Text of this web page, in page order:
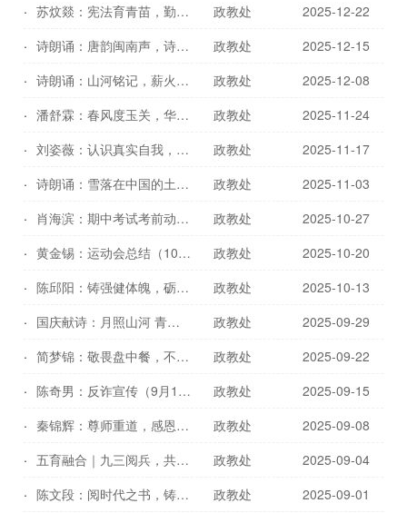
苏炆燚：宪法育青苗，勤学铸华章（12月22日）
政教处
2025-12-22
诗朗诵：唐韵闽南声，诗香传四海（12月15日）
政教处
2025-12-15
诗朗诵：山河铭记，薪火长燃（12月8日）
政教处
2025-12-08
潘舒霖：春风度玉关，华夏蕴兰香（11月24日）
政教处
2025-11-24
刘姿薇：认识真实自我，悦纳奋进青春（11月17日）
政教处
2025-11-17
诗朗诵：雪落在中国的土地上（11月3日）
政教处
2025-11-03
肖海滨：期中考试考前动员讲话（10月27日）
政教处
2025-10-27
黄金锡：运动会总结（10月20日）
政教处
2025-10-20
陈邱阳：铸强健体魄，砺时代锋芒（10月13日）
政教处
2025-10-13
国庆献诗：月照山河 青春礼赞（9月29日）
政教处
2025-09-29
简梦锦：敬畏盘中餐，不负少年责（9月22日）
政教处
2025-09-22
陈奇男：反诈宣传（9月15日）
政教处
2025-09-15
秦锦辉：尊师重道，感恩前行（9月8日）
政教处
2025-09-08
五育融合｜九三阅兵，共上一堂深刻的爱国主义教育课
政教处
2025-09-04
陈文段：阅时代之书，铸季延之魂（9月1日）
政教处
2025-09-01